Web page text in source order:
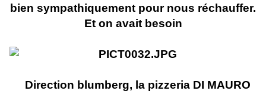
bien sympathiquement pour nous réchauffer.
Et on avait besoin
Direction blumberg, la pizzeria DI MAURO